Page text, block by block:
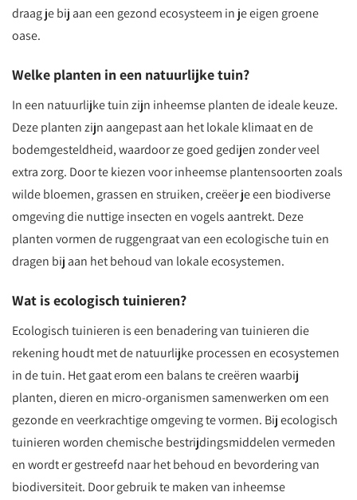
draag je bij aan een gezond ecosysteem in je eigen groene
oase.
Welke planten in een natuurlijke tuin?
In een natuurlijke tuin zijn inheemse planten de ideale keuze.
Deze planten zijn aangepast aan het lokale klimaat en de
bodemgesteldheid, waardoor ze goed gedijen zonder veel
extra zorg. Door te kiezen voor inheemse plantensoorten zoals
wilde bloemen, grassen en struiken, creëer je een biodiverse
omgeving die nuttige insecten en vogels aantrekt. Deze
planten vormen de ruggengraat van een ecologische tuin en
dragen bij aan het behoud van lokale ecosystemen.
Wat is ecologisch tuinieren?
Ecologisch tuinieren is een benadering van tuinieren die
rekening houdt met de natuurlijke processen en ecosystemen
in de tuin. Het gaat erom een balans te creëren waarbij
planten, dieren en micro-organismen samenwerken om een
gezonde en veerkrachtige omgeving te vormen. Bij ecologisch
tuinieren worden chemische bestrijdingsmiddelen vermeden
en wordt er gestreefd naar het behoud en bevordering van
biodiversiteit. Door gebruik te maken van inheemse